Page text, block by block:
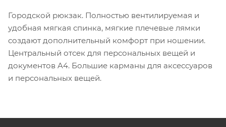
Городской рюкзак. Полностью вентилируемая и
удобная мягкая спинка, мягкие плечевые лямки
создают дополнительный комфорт при ношении.
Центральный отсек для персональных вещей и
документов A4. Большие карманы для аксессуаров
и персональных вещей.